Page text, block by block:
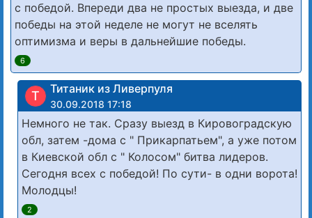
с победой. Впереди два не простых выезда, и две
победы на этой неделе не могут не вселять
оптимизма и веры в дальнейшие победы.
6
Т Титаник из Ливерпуля
30.09.2018 17:18
Немного не так. Сразу выезд в Кировоградскую
обл, затем -дома с " Прикарпатьем", а уже потом
в Киевской обл с " Колосом" битва лидеров.
Сегодня всех с победой! По сути- в одни ворота!
Молодцы!
2